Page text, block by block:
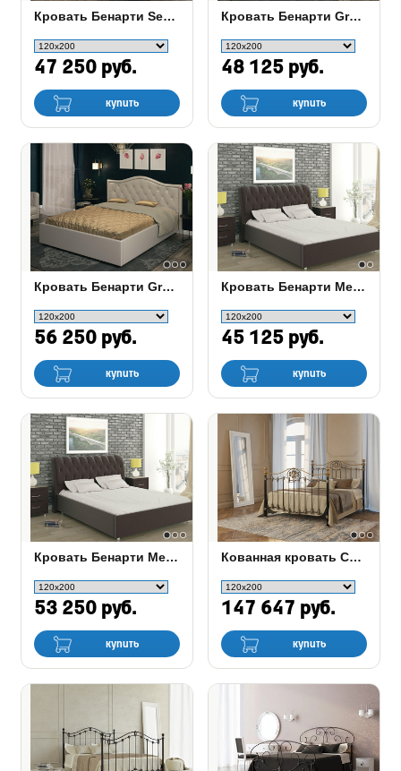
Кровать Бенарти Seville box
47 250 руб.
купить
Кровать Бенарти Greta
48 125 руб.
купить
Кровать Бенарти Greta box
56 250 руб.
купить
Кровать Бенарти Merelin
45 125 руб.
купить
Кровать Бенарти Merelin box
53 250 руб.
купить
Кованная кровать Camelot (Камелия)
147 647 руб.
купить